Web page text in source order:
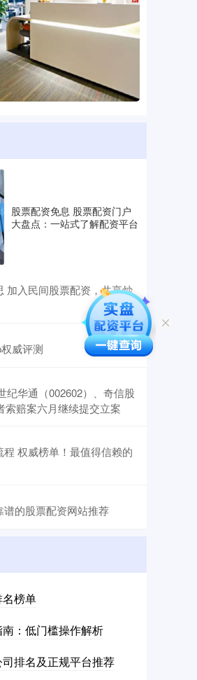
股票配资免息 股票配资门户
大盘点：一站式了解配资平台
加入民间股票配资，共享炒
威评测
纪华通（002602）、奇信股
索赔案六月继续提交立案
权威榜单！最值得信赖的
的股票配资网站推荐
榜单
：低门槛操作解析
排名及正规平台推荐